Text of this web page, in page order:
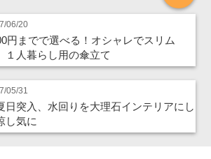
06/20
円までで選べる！オシャレでスリム
１人暮らし用の傘立て
05/31
日突入、水回りを大理石インテリアにし
し気に